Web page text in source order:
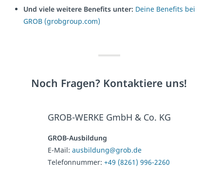
Und viele weitere Benefits unter: Deine Benefits bei
GROB (grobgroup.com)
Noch Fragen? Kontaktiere uns!
GROB-WERKE GmbH & Co. KG
GROB-Ausbildung
E-Mail: ausbildung@grob.de
Telefonnummer: +49 (8261) 996-2260